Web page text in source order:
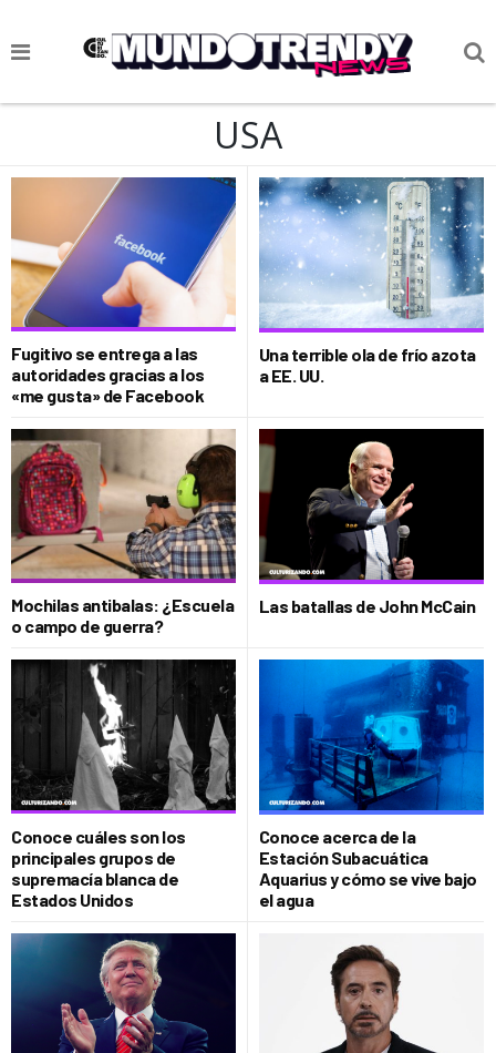
NOTICIAS
CIENCIA Y TECNOLOGÍA
VIDA
SOCIEDAD
CULTURIZANDO.COM
USA
Fugitivo se entrega a las
autoridades gracias a los
«me gusta» de Facebook
Una terrible ola de frío azota
a EE. UU.
Mochilas antibalas: ¿Escuela
o campo de guerra?
Las batallas de John McCain
Conoce cuáles son los
principales grupos de
supremacía blanca de
Estados Unidos
Conoce acerca de la
Estación Subacuática
Aquarius y cómo se vive bajo
el agua